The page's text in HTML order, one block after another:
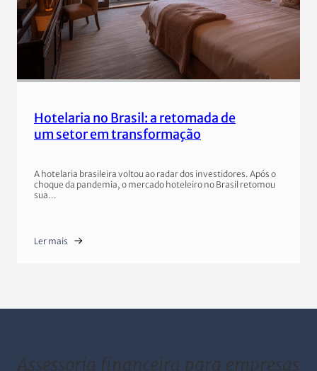
Hotelaria no Brasil: a retomada de
um setor em transformação
A hotelaria brasileira voltou ao radar dos investidores. Após o
choque da pandemia, o mercado hoteleiro no Brasil retomou
sua…
Ler mais
Assessoria financeira para empresas